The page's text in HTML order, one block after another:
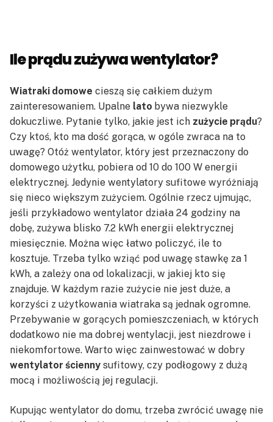
Ile prądu zużywa wentylator?
Wiatraki domowe cieszą się całkiem dużym
zainteresowaniem. Upalne lato bywa niezwykle
dokuczliwe. Pytanie tylko, jakie jest ich zużycie prądu?
Czy ktoś, kto ma dość gorąca, w ogóle zwraca na to
uwagę? Otóż wentylator, który jest przeznaczony do
domowego użytku, pobiera od 10 do 100 W energii
elektrycznej. Jedynie wentylatory sufitowe wyróżniają
się nieco większym zużyciem. Ogólnie rzecz ujmując,
jeśli przykładowo wentylator działa 24 godziny na
dobę, zużywa blisko 7.2 kWh energii elektrycznej
miesięcznie. Można więc łatwo policzyć, ile to
kosztuje. Trzeba tylko wziąć pod uwagę stawkę za 1
kWh, a zależy ona od lokalizacji, w jakiej kto się
znajduje. W każdym razie zużycie nie jest duże, a
korzyści z użytkowania wiatraka są jednak ogromne.
Przebywanie w gorących pomieszczeniach, w których
dodatkowo nie ma dobrej wentylacji, jest niezdrowe i
niekomfortowe. Warto więc zainwestować w dobry
wentylator ścienny sufitowy, czy podłogowy z dużą
mocą i możliwością jej regulacji.
Kupując wentylator do domu, trzeba zwrócić uwagę nie